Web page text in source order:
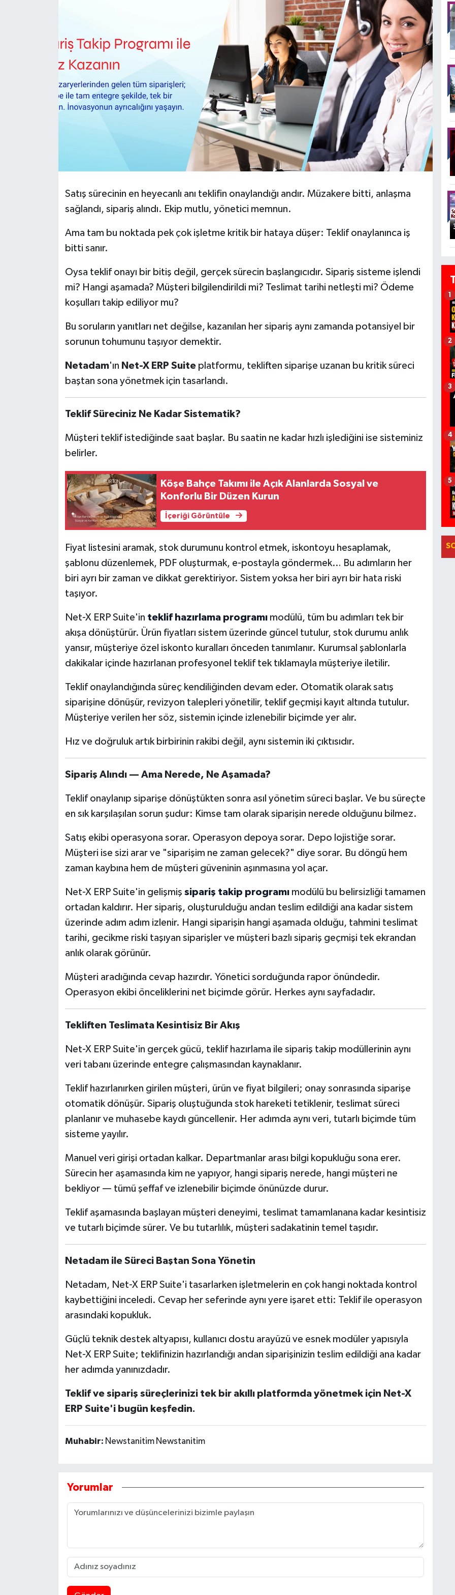
Satış sürecinin en heyecanlı anı teklifin onaylandığı andır. Müzakere bitti, anlaşma
sağlandı, sipariş alındı. Ekip mutlu, yönetici memnun.
Ama tam bu noktada pek çok işletme kritik bir hataya düşer: Teklif onaylanınca iş
bitti sanır.
Oysa teklif onayı bir bitiş değil, gerçek sürecin başlangıcıdır. Sipariş sisteme işlendi
mi? Hangi aşamada? Müşteri bilgilendirildi mi? Teslimat tarihi netleşti mi? Ödeme
koşulları takip ediliyor mu?
Bu soruların yanıtları net değilse, kazanılan her sipariş aynı zamanda potansiyel bir
sorunun tohumunu taşıyor demektir.
Netadam'ın Net-X ERP Suiteplatformu, tekliften siparişe uzanan bu kritik süreci
baştan sona yönetmek için tasarlandı.
Teklif Süreciniz Ne Kadar Sistematik?
Müşteri teklif istediğinde saat başlar. Bu saatin ne kadar hızlı işlediğini ise sisteminiz
belirler.
Köşe Bahçe Takımı ile Açık Alanlarda Sosyal ve
Konforlu Bir Düzen Kurun
İçeriği Görüntüle
Fiyat listesini aramak, stok durumunu kontrol etmek, iskontoyu hesaplamak,
şablonu düzenlemek, PDF oluşturmak, e-postayla göndermek… Bu adımların her
biri ayrı bir zaman ve dikkat gerektiriyor. Sistem yoksa her biri ayrı bir hata riski
taşıyor.
Net-X ERP Suite'in teklif hazırlama programımodülü, tüm bu adımları tek bir
akışa dönüştürür. Ürün fiyatları sistem üzerinde güncel tutulur, stok durumu anlık
yansır, müşteriye özel iskonto kuralları önceden tanımlanır. Kurumsal şablonlarla
dakikalar içinde hazırlanan profesyonel teklif tek tıklamayla müşteriye iletilir.
Teklif onaylandığında süreç kendiliğinden devam eder. Otomatik olarak satış
siparişine dönüşür, revizyon talepleri yönetilir, teklif geçmişi kayıt altında tutulur.
Müşteriye verilen her söz, sistemin içinde izlenebilir biçimde yer alır.
Hız ve doğruluk artık birbirinin rakibi değil, aynı sistemin iki çıktısıdır.
Sipariş Alındı — Ama Nerede, Ne Aşamada?
Teklif onaylanıp siparişe dönüştükten sonra asıl yönetim süreci başlar. Ve bu süreçte
en sık karşılaşılan sorun şudur: Kimse tam olarak siparişin nerede olduğunu bilmez.
Satış ekibi operasyona sorar. Operasyon depoya sorar. Depo lojistiğe sorar.
Müşteri ise sizi arar ve "siparişim ne zaman gelecek?" diye sorar. Bu döngü hem
zaman kaybına hem de müşteri güveninin aşınmasına yol açar.
Net-X ERP Suite'in gelişmiş sipariş takip programımodülü bu belirsizliği tamamen
ortadan kaldırır. Her sipariş, oluşturulduğu andan teslim edildiği ana kadar sistem
üzerinde adım adım izlenir. Hangi siparişin hangi aşamada olduğu, tahmini teslimat
tarihi, gecikme riski taşıyan siparişler ve müşteri bazlı sipariş geçmişi tek ekrandan
anlık olarak görünür.
Müşteri aradığında cevap hazırdır. Yönetici sorduğunda rapor önündedir.
Operasyon ekibi önceliklerini net biçimde görür. Herkes aynı sayfadadır.
Tekliften Teslimata Kesintisiz Bir Akış
Net-X ERP Suite'in gerçek gücü, teklif hazırlama ile sipariş takip modüllerinin aynı
veri tabanı üzerinde entegre çalışmasından kaynaklanır.
Teklif hazırlanırken girilen müşteri, ürün ve fiyat bilgileri; onay sonrasında siparişe
otomatik dönüşür. Sipariş oluştuğunda stok hareketi tetiklenir, teslimat süreci
planlanır ve muhasebe kaydı güncellenir. Her adımda aynı veri, tutarlı biçimde tüm
sisteme yayılır.
Manuel veri girişi ortadan kalkar. Departmanlar arası bilgi kopukluğu sona erer.
Sürecin her aşamasında kim ne yapıyor, hangi sipariş nerede, hangi müşteri ne
bekliyor — tümü şeffaf ve izlenebilir biçimde önünüzde durur.
Teklif aşamasında başlayan müşteri deneyimi, teslimat tamamlanana kadar kesintisiz
ve tutarlı biçimde sürer. Ve bu tutarlılık, müşteri sadakatinin temel taşıdır.
Netadam ile Süreci Baştan Sona Yönetin
Netadam, Net-X ERP Suite'i tasarlarken işletmelerin en çok hangi noktada kontrol
kaybettiğini inceledi. Cevap her seferinde aynı yere işaret etti: Teklif ile operasyon
arasındaki kopukluk.
Güçlü teknik destek altyapısı, kullanıcı dostu arayüzü ve esnek modüler yapısıyla
Net-X ERP Suite; teklifinizin hazırlandığı andan siparişinizin teslim edildiği ana kadar
her adımda yanınızdadır.
Teklif ve sipariş süreçlerinizi tek bir akıllı platformda yönetmek için Net-X
ERP Suite'i bugün keşfedin.
Muhabir: Newstanitim Newstanitim
Yorumlar
1
2
3
4
5
KÜLTÜR SANAT
MAGAZİN
RESMİ İLANLAR
Tarihi Yapılarımız